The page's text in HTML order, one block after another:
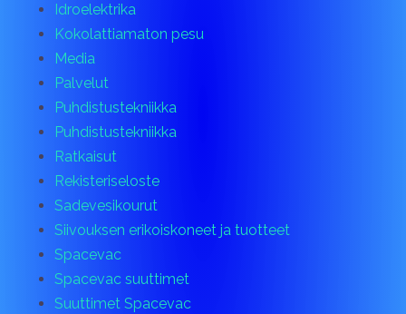
Idroelektrika
Kokolattiamaton pesu
Media
Palvelut
Puhdistustekniikka
Puhdistustekniikka
Ratkaisut
Rekisteriseloste
Sadevesikourut
Siivouksen erikoiskoneet ja tuotteet
Spacevac
Spacevac suuttimet
Suuttimet Spacevac